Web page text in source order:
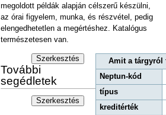
megoldott példák alapján célszerű készülni,
az órai figyelem, munka, és részvétel, pedig
elengedhetetlen a megértéshez. Katalógus
természetesen van.
Amit a tárgyról
Neptun-kód
típus
kreditérték
Szerkesztés
További
segédletek
Szerkesztés